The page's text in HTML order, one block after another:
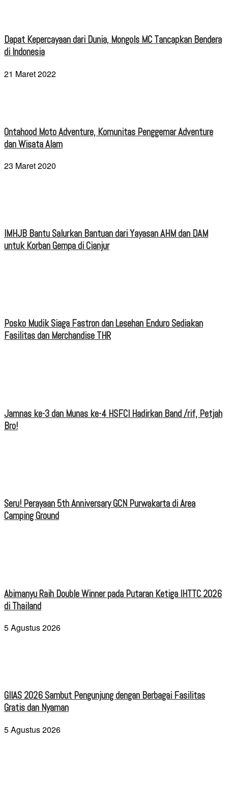
Dapat Kepercayaan dari Dunia, Mongols MC Tancapkan Bendera
di Indonesia
21 Maret 2022
Ontahood Moto Adventure, Komunitas Penggemar Adventure
dan Wisata Alam
23 Maret 2020
IMHJB Bantu Salurkan Bantuan dari Yayasan AHM dan DAM
untuk Korban Gempa di Cianjur
Posko Mudik Siaga Fastron dan Lesehan Enduro Sediakan
Fasilitas dan Merchandise THR
Jamnas ke-3 dan Munas ke-4 HSFCI Hadirkan Band /rif, Petjah
Bro!
Seru! Perayaan 5th Anniversary GCN Purwakarta di Area
Camping Ground
Abimanyu Raih Double Winner pada Putaran Ketiga IHTTC 2026
di Thailand
5 Agustus 2026
GIIAS 2026 Sambut Pengunjung dengan Berbagai Fasilitas
Gratis dan Nyaman
5 Agustus 2026